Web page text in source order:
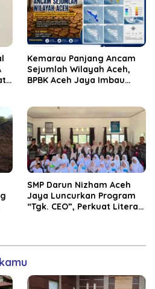
Kemarau Panjang Ancam
Sejumlah Wilayah Aceh,
BPBK Aceh Jaya Imbau
SMP Darun Nizham Aceh
Jaya Luncurkan Program
“Tgk. CEO”, Perkuat Literasi